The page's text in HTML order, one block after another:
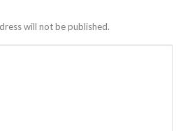
will not be published.